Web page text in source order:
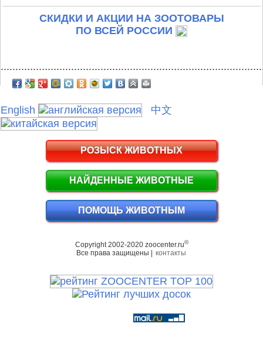
СКИДКИ И АКЦИИ НА ЗООТОВАРЫ
ПО ВСЕЙ РОССИИ
English 中文
РОЗЫСК ЖИВОТНЫХ
НАЙДЕННЫЕ ЖИВОТНЫЕ
ПОМОЩЬ ЖИВОТНЫМ
Copyright 2002-2020 zoocenter.ru©
Все права защищены | контакты